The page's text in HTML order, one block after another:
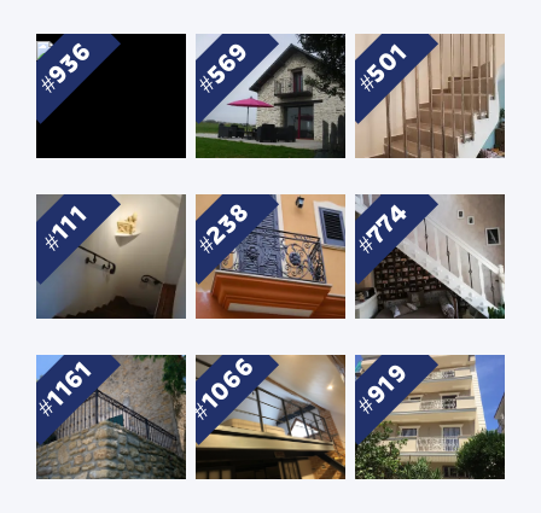
936 569 501
111 238 774
1161 1066 919